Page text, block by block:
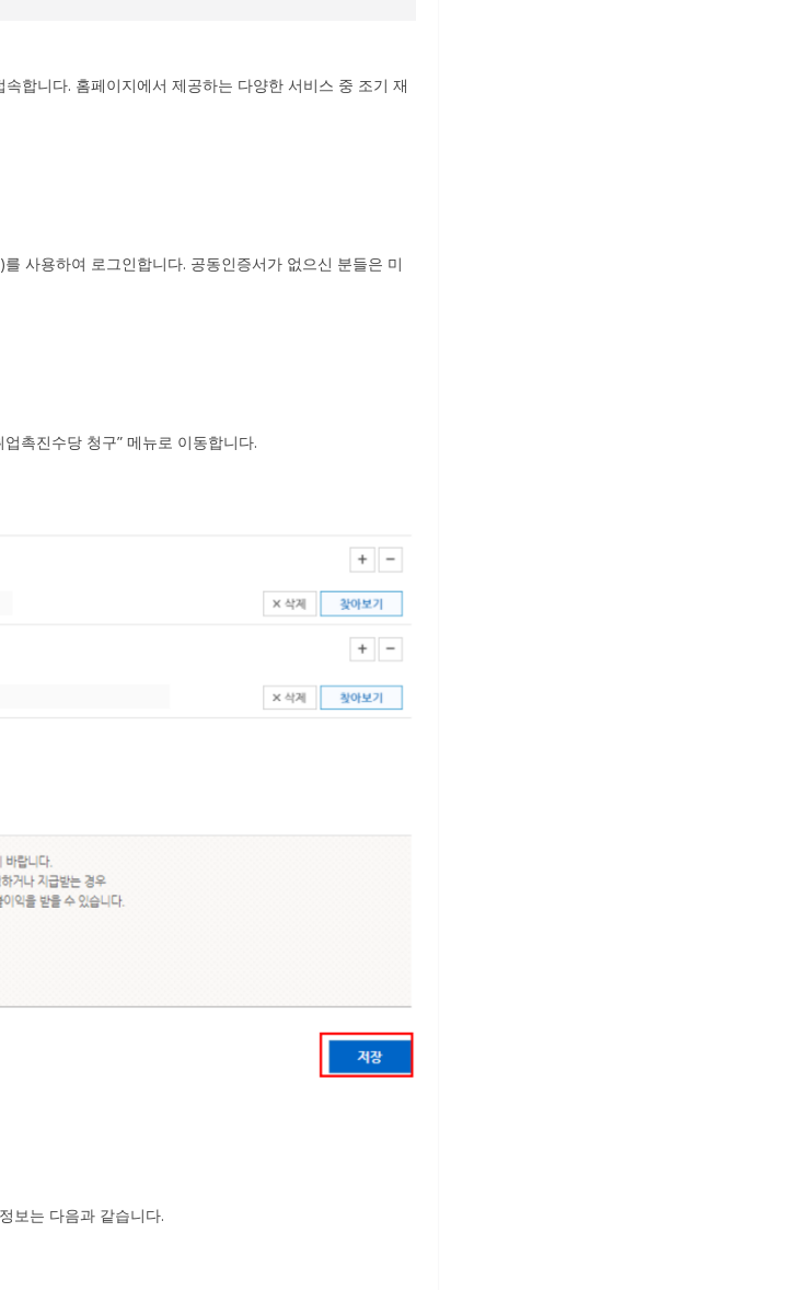
합니다. 홈페이지에서 제공하는 다양한 서비스 중 조기 재
사용하여 로그인합니다. 공동인증서가 없으신 분들은 미
촉진수당 청구” 메뉴로 이동합니다.
보는 다음과 같습니다.